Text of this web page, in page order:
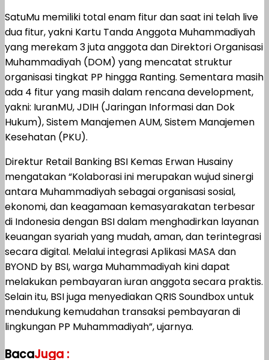
SatuMu memiliki total enam fitur dan saat ini telah live
dua fitur, yakni Kartu Tanda Anggota Muhammadiyah
yang merekam 3 juta anggota dan Direktori Organisasi
Muhammadiyah (DOM) yang mencatat struktur
organisasi tingkat PP hingga Ranting. Sementara masih
ada 4 fitur yang masih dalam rencana development,
yakni: IuranMU, JDIH (Jaringan Informasi dan Dok
Hukum), Sistem Manajemen AUM, Sistem Manajemen
Kesehatan (PKU).
Direktur Retail Banking BSI Kemas Erwan Husainy
mengatakan “Kolaborasi ini merupakan wujud sinergi
antara Muhammadiyah sebagai organisasi sosial,
ekonomi, dan keagamaan kemasyarakatan terbesar
di Indonesia dengan BSI dalam menghadirkan layanan
keuangan syariah yang mudah, aman, dan terintegrasi
secara digital. Melalui integrasi Aplikasi MASA dan
BYOND by BSI, warga Muhammadiyah kini dapat
melakukan pembayaran iuran anggota secara praktis.
Selain itu, BSI juga menyediakan QRIS Soundbox untuk
mendukung kemudahan transaksi pembayaran di
lingkungan PP Muhammadiyah”, ujarnya.
BacaJuga :